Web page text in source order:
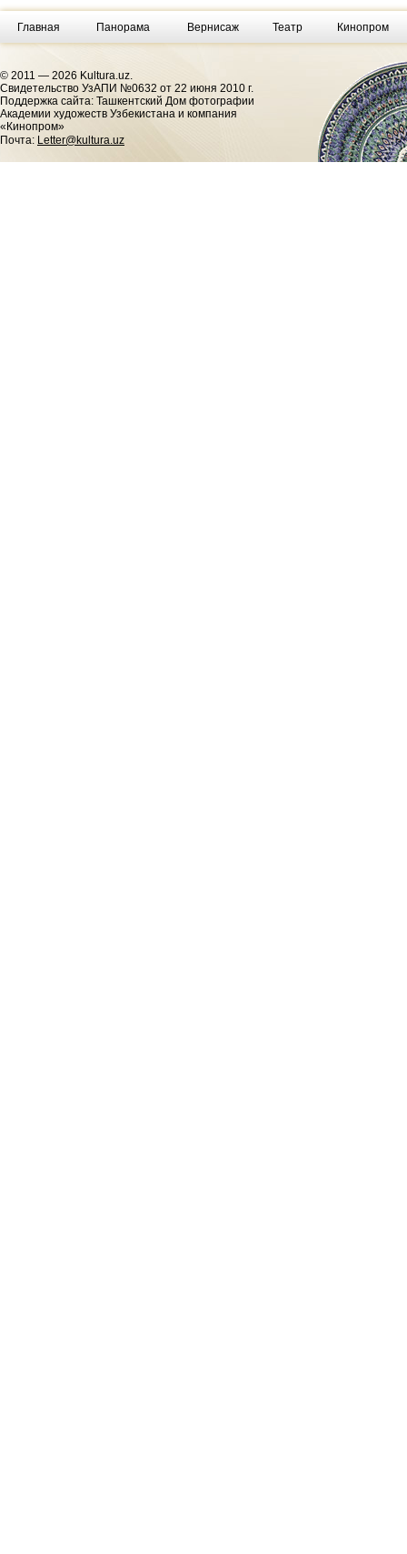
Главная Панорама Вернисаж Театр Кинопром
© 2011 — 2026 Kultura.uz.
Cвидетельство УзАПИ №0632 от 22 июня 2010 г.
Поддержка сайта: Ташкентский Дом фотографии
Академии художеств Узбекистана и компания
«Кинопром»
Почта: Letter@kultura.uz